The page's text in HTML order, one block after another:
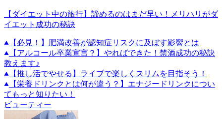
【ダイエット中の旅行】諦めるのはまだ早い！メリハリがダ
イエット成功の秘訣
【必見！】肥満改善が認知症リスクに及ぼす影響とは
【アルコール卒業宣言？】やればできた！禁酒成功の秘訣
教えます♪
【推し活でやせる】ライブで楽しくスリムを目指そう！
【栄養ドリンクとは何が違う？】エナジードリンクについ
てもっと知りたい！
ビューティー